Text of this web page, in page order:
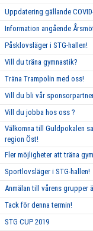
Uppdatering gällande
Information angående
Påsklovsläger i STG-hallen!
Vill du träna gymnastik?
Träna Trampolin med oss!
Vill du bli vår
Vill du jobba hos oss ?
Välkomna till Guldpokalen
region Öst!
Fler möjligheter att träna
Sportlovsläger i STG-hallen!
Anmälan till vårens grupper
Tack för denna termin!
STG CUP 2019